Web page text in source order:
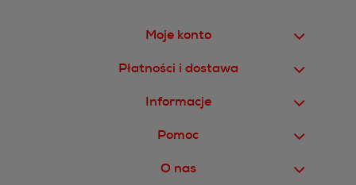
Moje konto
Płatności i dostawa
Informacje
Pomoc
O nas